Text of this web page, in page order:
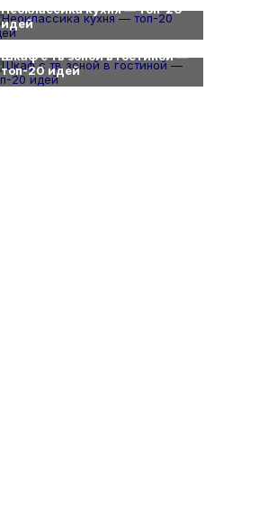
Неоклассика кухня — топ-20
идей
Шкаф с тв зоной в гостиной —
топ-20 идей